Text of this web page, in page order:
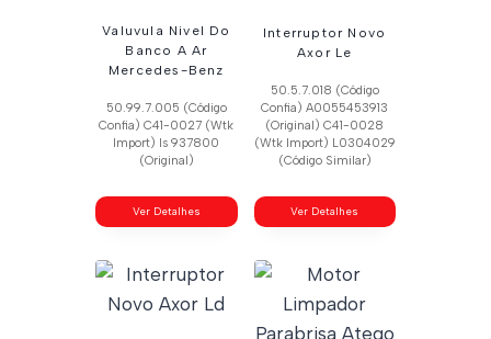
Valuvula Nivel Do
Banco A Ar
Mercedes-Benz
50.99.7.005 (Código
Confia) C41-0027 (Wtk
Import) Is 937800
(Original)
Ver Detalhes
Interruptor Novo
Axor Le
50.5.7.018 (Código
Confia) A0055453913
(Original) C41-0028
(Wtk Import) L0304029
(Código Similar)
Ver Detalhes